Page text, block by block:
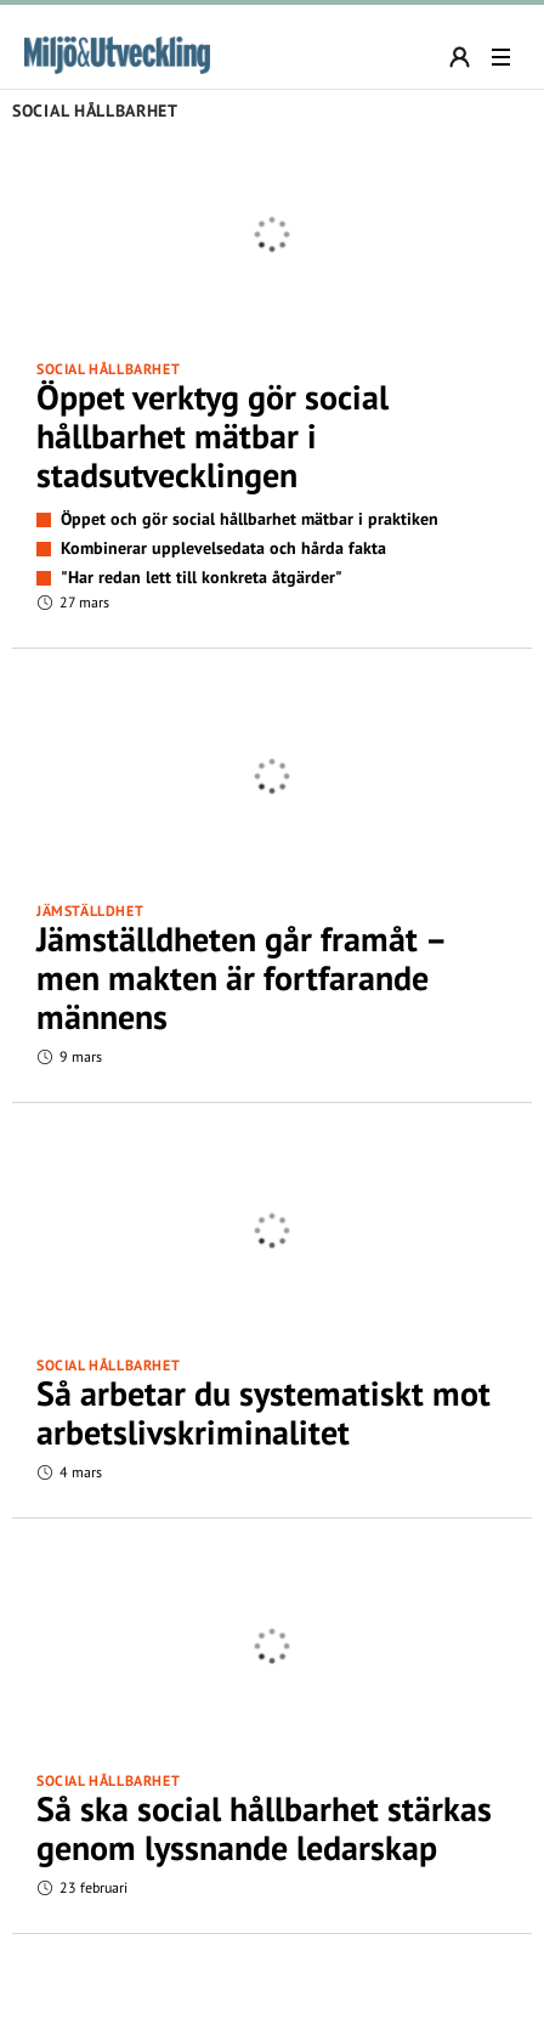
SOCIAL HÅLLBARHET
SOCIAL HÅLLBARHET
Öppet verktyg gör social
hållbarhet mätbar i
stadsutvecklingen
Öppet och gör social hållbarhet mätbar i praktiken
Kombinerar upplevelsedata och hårda fakta
"Har redan lett till konkreta åtgärder"
27 mars
JÄMSTÄLLDHET
Jämställdheten går framåt –
men makten är fortfarande
männens
9 mars
SOCIAL HÅLLBARHET
Så arbetar du systematiskt mot
arbetslivskriminalitet
4 mars
SOCIAL HÅLLBARHET
Så ska social hållbarhet stärkas
genom lyssnande ledarskap
23 februari